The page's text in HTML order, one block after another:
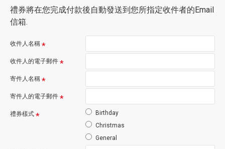
禮券將在您完成付款後自動發送到您所指定收件者的Email
信箱.
收件人名稱
收件人的電子郵件
寄件人名稱
寄件人的電子郵件
禮券樣式
Birthday
Christmas
General